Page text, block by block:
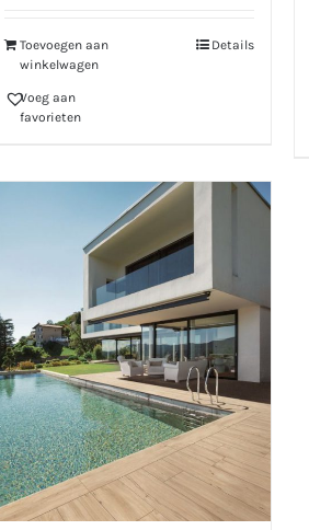
Toevoegen aan
winkelwagen
Details
Voeg aan
favorieten